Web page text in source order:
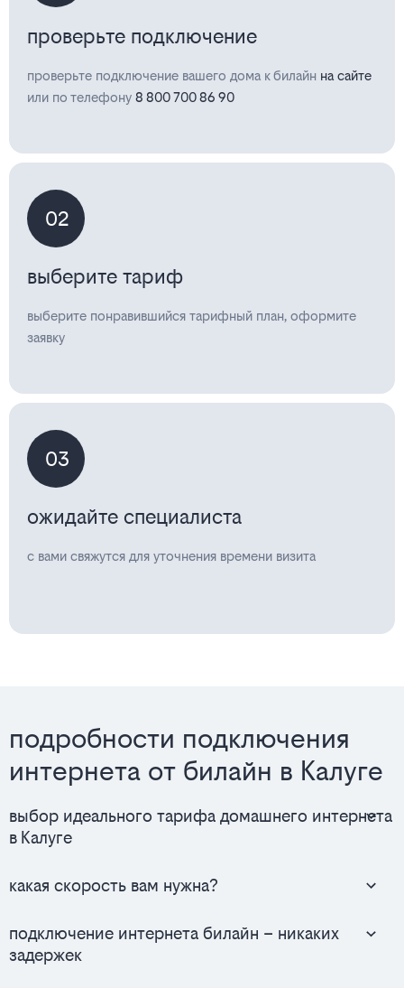
проверьте подключение
проверьте подключение вашего дома к билайн на сайте
или по телефону 8 800 700 86 90
02
выберите тариф
выберите понравившийся тарифный план, оформите
заявку
03
ожидайте специалиста
с вами свяжутся для уточнения времени визита
подробности подключения
интернета от билайн в Калуге
выбор идеального тарифа домашнего интернета
в Калуге
какая скорость вам нужна?
подключение интернета билайн – никаких
задержек